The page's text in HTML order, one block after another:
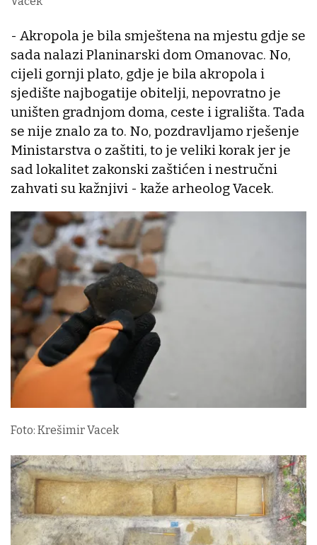
- Akropola je bila smještena na mjestu gdje se
sada nalazi Planinarski dom Omanovac. No,
cijeli gornji plato, gdje je bila akropola i
sjedište najbogatije obitelji, nepovratno je
uništen gradnjom doma, ceste i igrališta. Tada
se nije znalo za to. No, pozdravljamo rješenje
Ministarstva o zaštiti, to je veliki korak jer je
sad lokalitet zakonski zaštićen i nestručni
zahvati su kažnjivi - kaže arheolog Vacek.
Foto: Krešimir Vacek